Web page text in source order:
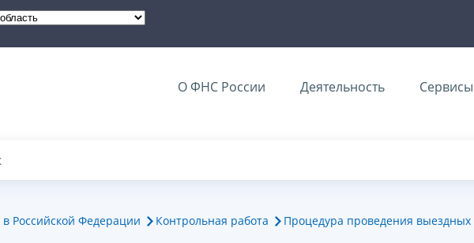
О ФНС России Деятельность Сервисы
Российской Федерации Контрольная работа Процедура проведения выездных